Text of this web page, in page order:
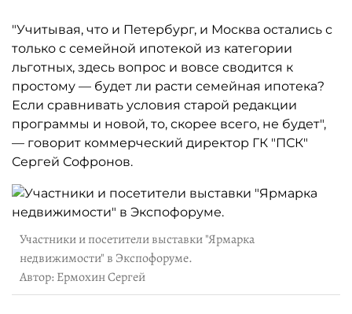
"Учитывая, что и Петербург, и Москва остались с
только с семейной ипотекой из категории
льготных, здесь вопрос и вовсе сводится к
простому — будет ли расти семейная ипотека?
Если сравнивать условия старой редакции
программы и новой, то, скорее всего, не будет",
— говорит коммерческий директор ГК "ПСК"
Сергей Софронов.
Участники и посетители выставки "Ярмарка
недвижимости" в Экспофоруме.
Автор: Ермохин Сергей